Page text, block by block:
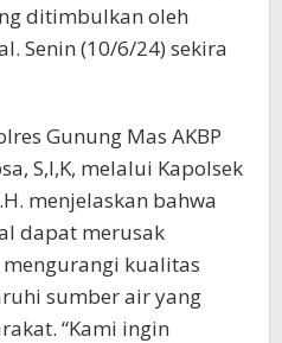
ditimbulkan oleh
Senin (10/6/24) sekira
Gunung Mas AKBP
S,I,K, melalui Kapolsek
menjelaskan bahwa
dapat merusak
kualitas
sumber air yang
“Kami ingin